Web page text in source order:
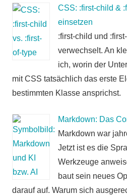
CSS: :first-child &
einsetzen
:first-child und
verwechselt. An
ich, worin der
mit CSS tatsächlich das erste
bestimmten Klasse ansprichst.
Markdown: Das
Markdown war
Jetzt ist es die
Werkzeuge
baut sein neues
darauf auf. Warum sich